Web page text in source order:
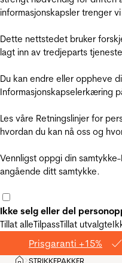
informasjonskapsler trenger
Dette nettstedet bruker
lagt inn av tredjeparts
Du kan endre eller oppheve
Informasjonskapselerkæring
Les våre Retningslinjer for
hvordan du kan nå oss og
Vennligst oppgi din
angående ditt samtykke.
Ikke selg eller del
Tillat alleTilpassTillat utvalgte
Prisgaranti +15%
Hjem
>STRIKKEPAKKER